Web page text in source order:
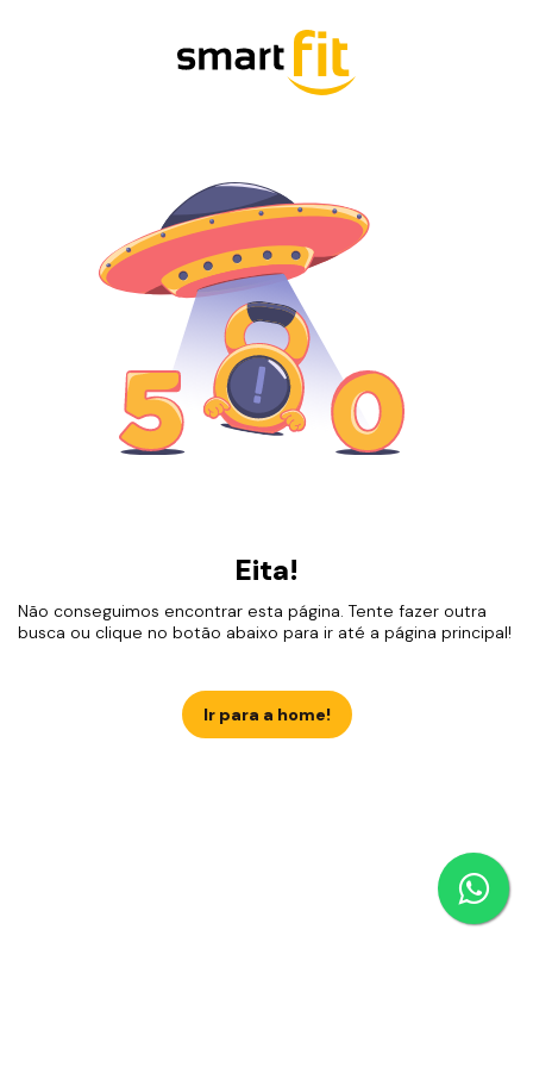
Eita!
Não conseguimos encontrar esta página. Tente fazer outra
busca ou clique no botão abaixo para ir até a página principal!
Ir para a home!